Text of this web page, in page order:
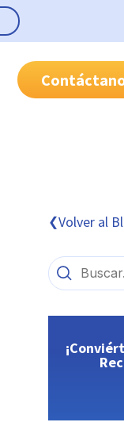
❮Volver al